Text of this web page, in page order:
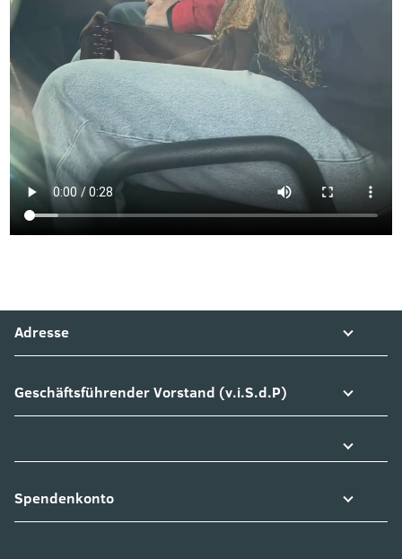
Adresse
Geschäftsführender Vorstand (v.i.S.d.P)
Spendenkonto